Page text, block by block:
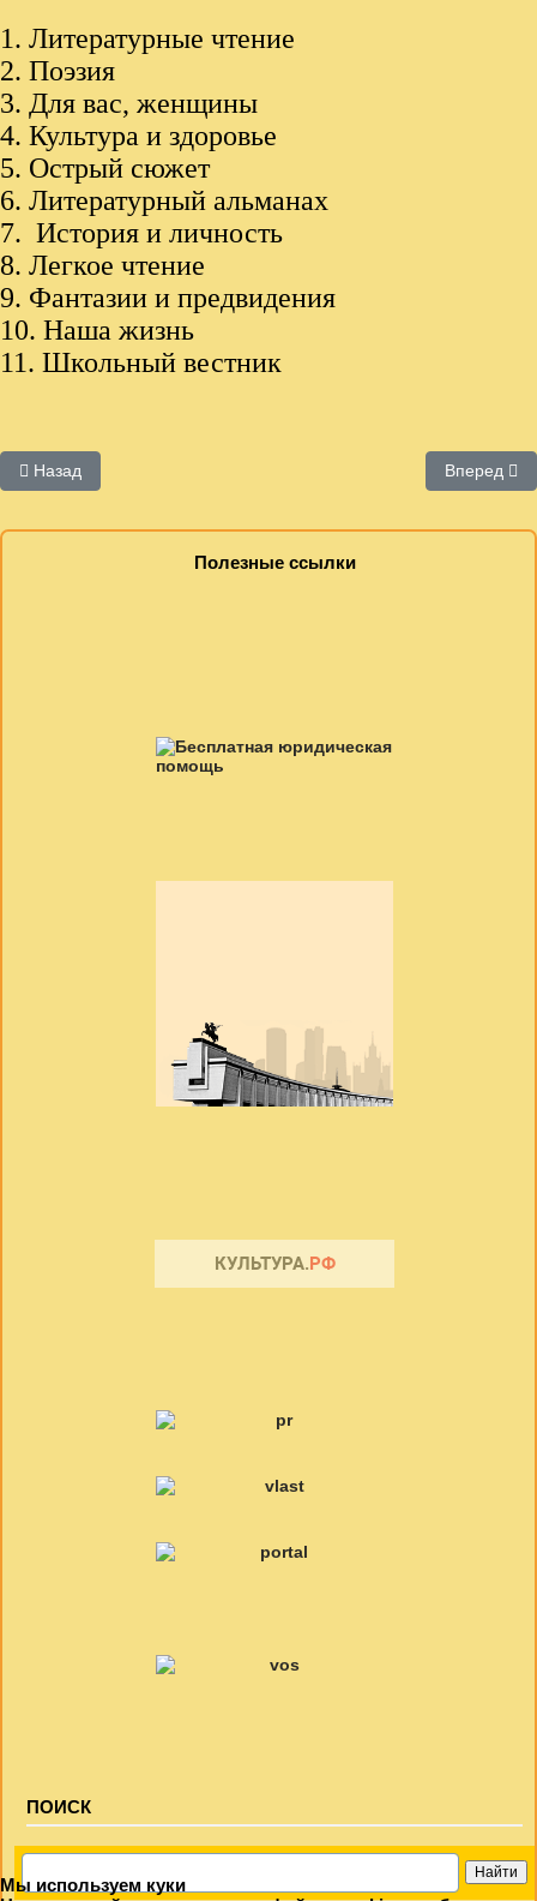
Мы используем куки
1. Литературные чтение
2. Поэзия
3. Для вас, женщины
4. Культура и здоровье
5. Острый сюжет
6. Литературный альманах
7. История и личность
8. Легкое чтение
9. Фантазии и предвидения
10. Наша жизнь
11. Школьный вестник
Предыдущий: Публикации о библиотеке
Назад Вперед
Полезные ссылки
ПОИСК